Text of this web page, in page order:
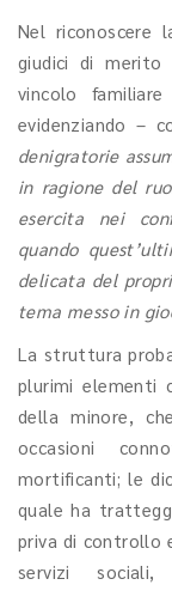
Nel riconoscere
giudici di
vincolo
evidenziando –
denigratorie
in ragione del
esercita nei
quando
delicata del
tema messo in
La struttura
plurimi elementi
della minore,
occasioni
mortificanti; le
quale ha
priva di controllo
servizi